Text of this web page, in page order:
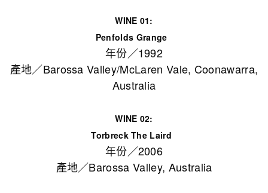
WINE 01:
Penfolds Grange
年份／1992
產地／Barossa Valley/McLaren Vale, Coonawarra,
Australia
WINE 02:
Torbreck The Laird
年份／2006
產地／Barossa Valley, Australia